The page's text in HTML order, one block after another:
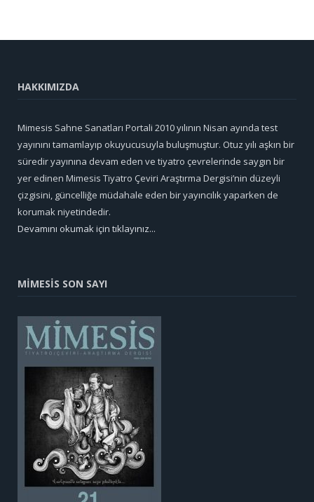
HAKKIMIZDA
Mimesis Sahne Sanatları Portali 2010 yılının Nisan ayında test
yayınını tamamlayıp okuyucusuyla buluşmuştur. Otuz yılı aşkın bir
süredir yayınına devam eden ve tiyatro çevrelerinde saygın bir
yer edinen Mimesis Tiyatro Çeviri Araştırma Dergisi’nin düzeyli
çizgisini, güncelliğe müdahale eden bir yayıncılık yaparken de
korumak niyetindedir.
Devamını okumak için tıklayınız...
MİMESİS SON SAYI